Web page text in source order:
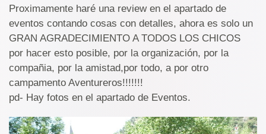
Proximamente haré una review en el apartado de
eventos contando cosas con detalles, ahora es solo un
GRAN AGRADECIMIENTO A TODOS LOS CHICOS
por hacer esto posible, por la organización, por la
compañia, por la amistad,por todo, a por otro
campamento Aventureros!!!!!!!
pd- Hay fotos en el apartado de Eventos.